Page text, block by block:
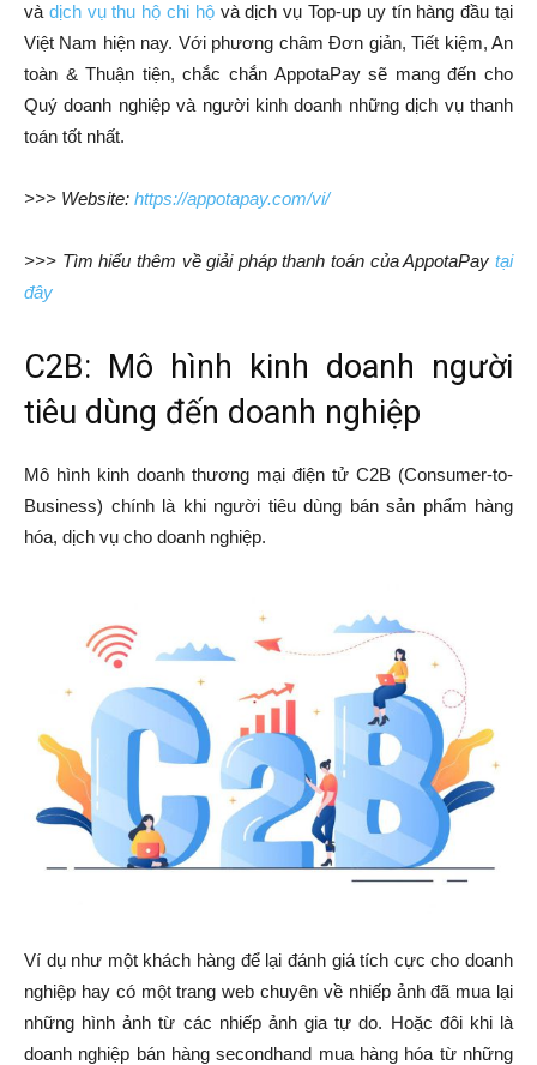
và dịch vụ thu hộ chi hộvà dịch vụ Top-up uy tín hàng đầu tại
Việt Nam hiện nay. Với phương châm Đơn giản, Tiết kiệm, An
toàn & Thuận tiện, chắc chắn AppotaPay sẽ mang đến cho
Quý doanh nghiệp và người kinh doanh những dịch vụ thanh
toán tốt nhất.
>>> Website: https://appotapay.com/vi/
>>> Tìm hiểu thêm về giải pháp thanh toán của AppotaPay tại
đây
C2B: Mô hình kinh doanh người
tiêu dùng đến doanh nghiệp
Mô hình kinh doanh thương mại điện tử C2B (Consumer-to-
Business) chính là khi người tiêu dùng bán sản phẩm hàng
hóa, dịch vụ cho doanh nghiệp.
Ví dụ như một khách hàng để lại đánh giá tích cực cho doanh
nghiệp hay có một trang web chuyên về nhiếp ảnh đã mua lại
những hình ảnh từ các nhiếp ảnh gia tự do. Hoặc đôi khi là
doanh nghiệp bán hàng secondhand mua hàng hóa từ những